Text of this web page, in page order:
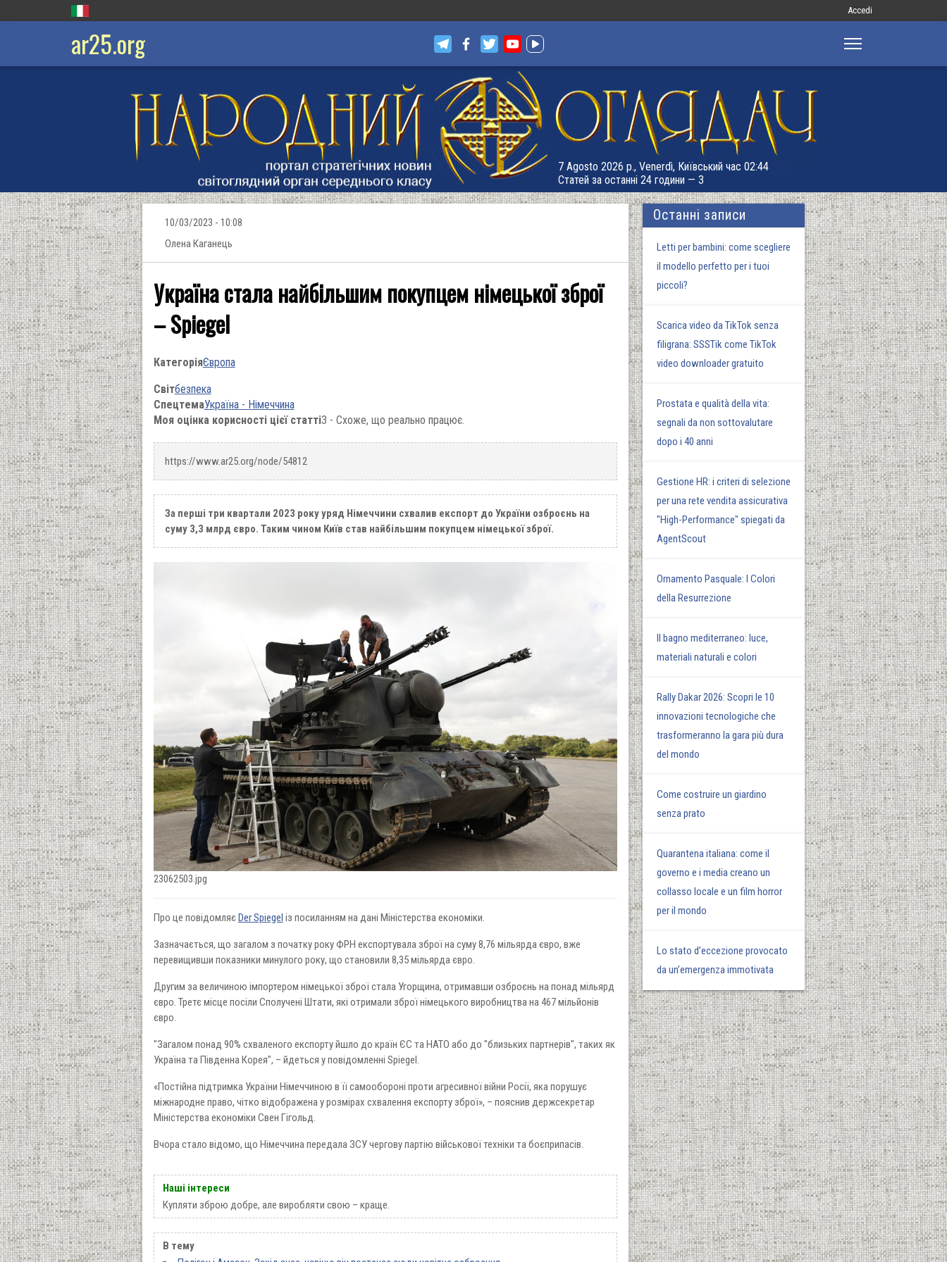
Меню
запису
Accedi
ar25.org
7 Agosto 2026 р., Venerdì, Київський час 02:44
Статей за останні 24 години — 3
10/03/2023 - 10:08
Олена Каганець
Україна стала найбільшим покупцем німецької зброї
– Spiegel
КатегоріяЄвропа
Світбезпека
СпецтемаУкраїна - Німеччина
Моя оцінка корисності цієї статті3 - Схоже, що реально працює.
https://www.ar25.org/node/54812
За перші три квартали 2023 року уряд Німеччини схвалив експорт до України озброєнь на
суму 3,3 млрд євро. Таким чином Київ став найбільшим покупцем німецької зброї.
23062503.jpg
Про це повідомляєDer Spiegel із посиланням на дані Міністерства економіки.
Зазначається, що загалом з початку року ФРН експортувала зброї на суму 8,76 мільярда євро, вже
перевищивши показники минулого року, що становили 8,35 мільярда євро.
Другим за величиною імпортером німецької зброї стала Угорщина, отримавши озброєнь на понад мільярд
євро. Третє місце посіли Сполучені Штати, які отримали зброї німецького виробництва на 467 мільйонів
євро.
"Загалом понад 90% схваленого експорту йшло до країн ЄС та НАТО або до "близьких партнерів", таких як
Україна та Південна Корея", – йдеться у повідомленні Spiegel.
«Постійна підтримка України Німеччиною в її самообороні проти агресивної війни Росії, яка порушує
міжнародне право, чітко відображена у розмірах схвалення експорту зброї», – пояснив держсекретар
Міністерства економіки Свен Гігольд.
Вчора стало відомо, що Німеччина передала ЗСУ чергову партію військової техніки та боєприпасів.
Наші інтереси
Купляти зброю добре, але виробляти свою – краще.
В тему
Останні записи
Letti per bambini: come scegliere
il modello perfetto per i tuoi
piccoli?
Scarica video da TikTok senza
filigrana: SSSTik come TikTok
video downloader gratuito
Prostata e qualità della vita:
segnali da non sottovalutare
dopo i 40 anni
Gestione HR: i criteri di selezione
per una rete vendita assicurativa
"High-Performance" spiegati da
AgentScout
Ornamento Pasquale: I Colori
della Resurrezione
Il bagno mediterraneo: luce,
materiali naturali e colori
Rally Dakar 2026: Scopri le 10
innovazioni tecnologiche che
trasformeranno la gara più dura
del mondo
Come costruire un giardino
senza prato
Quarantena italiana: come il
governo e i media creano un
collasso locale e un film horror
per il mondo
Lo stato d’eccezione provocato
da un’emergenza immotivata